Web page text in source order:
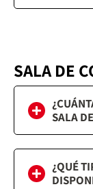
SALA DE
SALA
¿QUÉ